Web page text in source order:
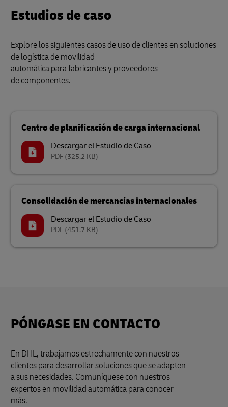
Estudios de caso
Explore los siguientes casos de uso de clientes en soluciones
de logística de movilidad
automática para fabricantes y proveedores
de componentes.
Centro de planificación de carga internacional
Descargar el Estudio de Caso
PDF (325.2 KB)
Consolidación de mercancías internacionales
Descargar el Estudio de Caso
PDF (451.7 KB)
PÓNGASE EN CONTACTO
En DHL, trabajamos estrechamente con nuestros
clientes para desarrollar soluciones que se adapten
a sus necesidades. Comuníquese con nuestros
expertos en movilidad automática para conocer
más.